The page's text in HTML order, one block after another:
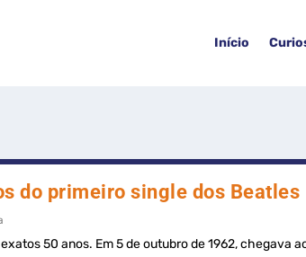
Início
do primeiro single dos Beatles
50 anos. Em 5 de outubro de 1962, chegava